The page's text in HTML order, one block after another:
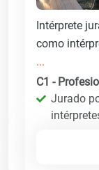
Intérprete
como
...
C1 -
Jurado